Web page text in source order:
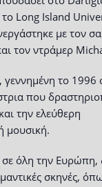
το Long Island
με τον
τον ντράμερ
, γεννημένη το 1996
που
την ελεύθερη
μουσική.
σε όλη την Ευρώπη,
σκηνές,